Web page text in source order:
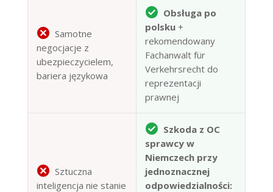
Samotne
negocjacje z
ubezpieczycielem,
bariera językowa
Obsługa po
polsku+
rekomendowany
Fachanwalt für
Verkehrsrecht do
reprezentacji
prawnej
Sztuczna
inteligencja nie stanie
Szkoda z OC
sprawcy w
Niemczech przy
jednoznacznej
odpowiedzialności: